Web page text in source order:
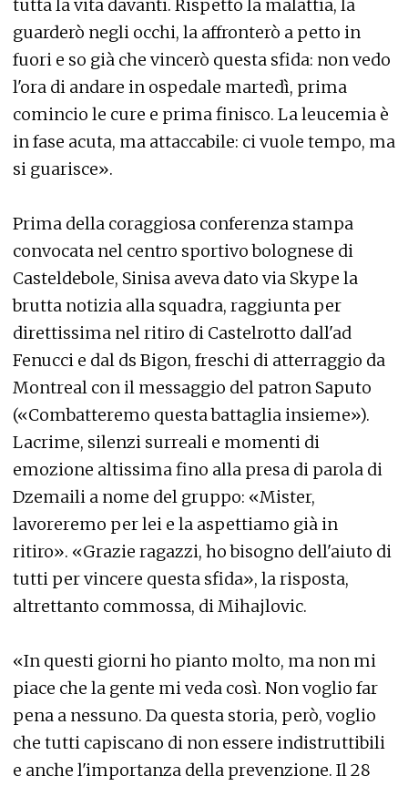
tutta la vita davanti. Rispetto la malattia, la
guarderò negli occhi, la affronterò a petto in
fuori e so già che vincerò questa sfida: non vedo
l'ora di andare in ospedale martedì, prima
comincio le cure e prima finisco. La leucemia è
in fase acuta, ma attaccabile: ci vuole tempo, ma
si guarisce».
Prima della coraggiosa conferenza stampa
convocata nel centro sportivo bolognese di
Casteldebole, Sinisa aveva dato via Skype la
brutta notizia alla squadra, raggiunta per
direttissima nel ritiro di Castelrotto dall'ad
Fenucci e dal ds Bigon, freschi di atterraggio da
Montreal con il messaggio del patron Saputo
(«Combatteremo questa battaglia insieme»).
Lacrime, silenzi surreali e momenti di
emozione altissima fino alla presa di parola di
Dzemaili a nome del gruppo: «Mister,
lavoreremo per lei e la aspettiamo già in
ritiro». «Grazie ragazzi, ho bisogno dell'aiuto di
tutti per vincere questa sfida», la risposta,
altrettanto commossa, di Mihajlovic.
«In questi giorni ho pianto molto, ma non mi
piace che la gente mi veda così. Non voglio far
pena a nessuno. Da questa storia, però, voglio
che tutti capiscano di non essere indistruttibili
e anche l'importanza della prevenzione. Il 28